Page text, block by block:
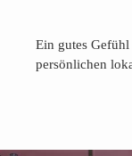
K
A
Ein gutes
persönlichen